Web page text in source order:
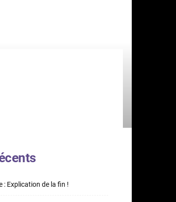
: Explication de la fin !